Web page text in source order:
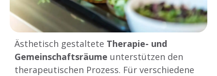
Ästhetisch gestaltete Therapie- und
Gemeinschaftsräume unterstützen den
therapeutischen Prozess. Für verschiedene